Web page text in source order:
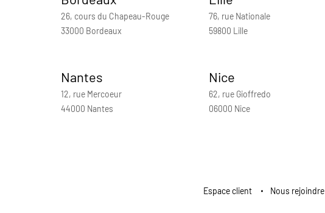
26, cours du Chapeau-Rouge
33000 Bordeaux
76, rue Nationale
59800 Lille
Nantes
12, rue Mercoeur
44000 Nantes
Nice
62, rue Gioffredo
06000 Nice
Espace client Nous rejoindre